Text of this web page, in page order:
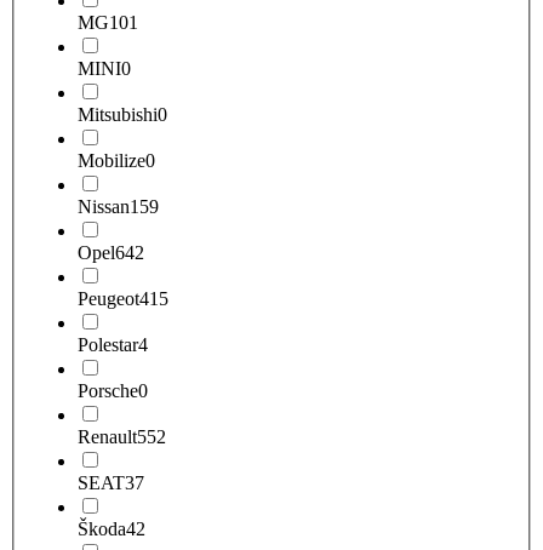
MG101
MINI0
Mitsubishi0
Mobilize0
Nissan159
Opel642
Peugeot415
Polestar4
Porsche0
Renault552
SEAT37
Škoda42